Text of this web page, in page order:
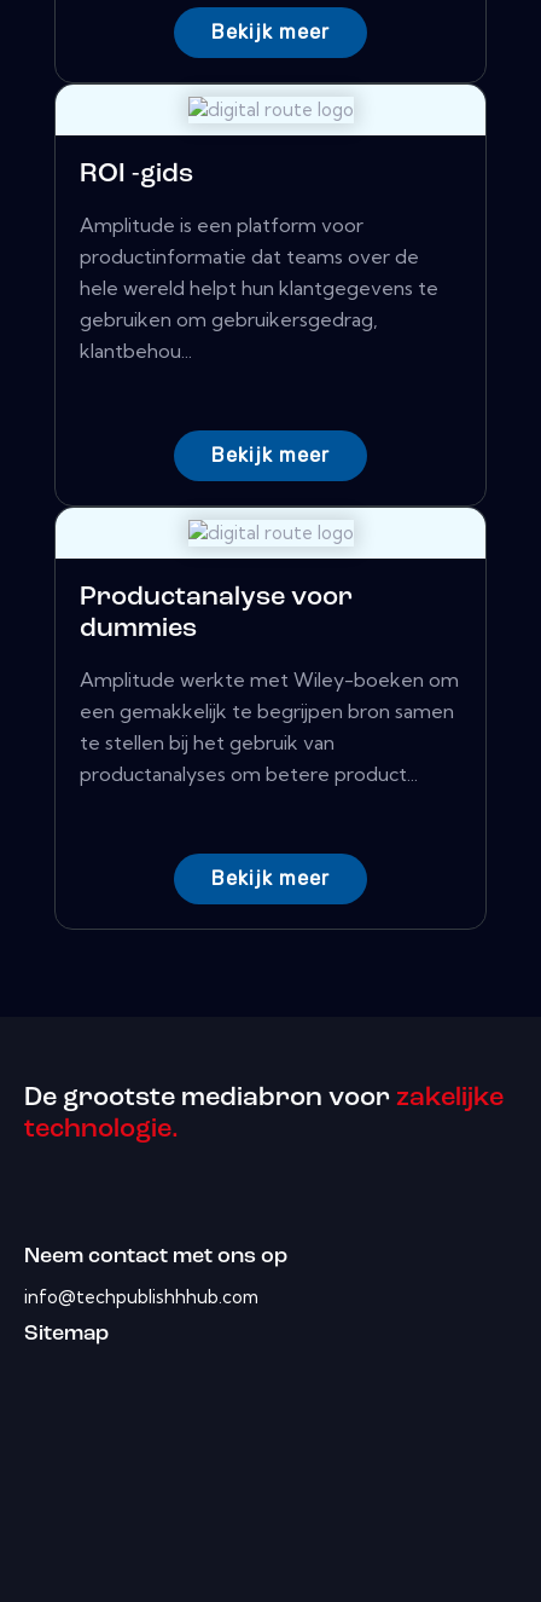
Bekijk meer
ROI -gids
Amplitude is een platform voor
productinformatie dat teams over de
hele wereld helpt hun klantgegevens te
gebruiken om gebruikersgedrag,
klantbehou...
Bekijk meer
Productanalyse voor
dummies
Amplitude werkte met Wiley-boeken om
een ​​gemakkelijk te begrijpen bron samen
te stellen bij het gebruik van
productanalyses om betere product...
Bekijk meer
De grootste mediabron voor zakelijke
technologie.
Neem contact met ons op
info@techpublishhhub.com
Sitemap